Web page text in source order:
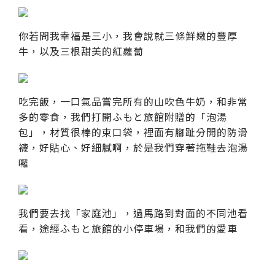
你若問我幸福是三小，我會說就三條鮮嫩的豐厚
牛，以及三根甜美的紅蘿蔔
吃完飯，一口氣品嘗完所有的山吹色牛奶，和非常
多的零食，我們打開ふもと旅館附贈的「泡湯
包」，材質很棒的束口袋，裡面有腳趾分開的防滑
襪，好貼心、好細膩啊，於是我們穿著拖鞋去泡湯
囉
我們要去找「家庭池」，過馬路到對面的不同池看
看，途經ふもと旅館的小停車場，和我們的愛車